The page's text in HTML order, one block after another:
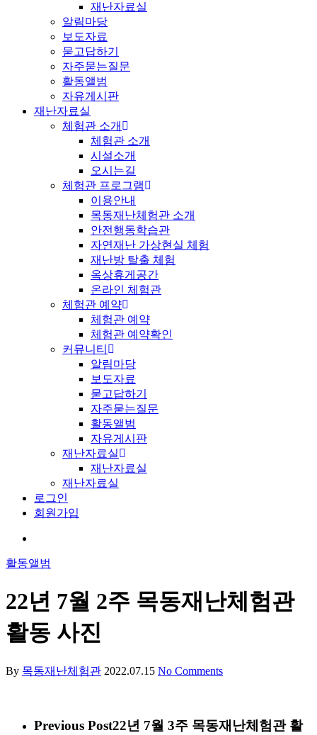
재난자료실
알림마당
보도자료
묻고답하기
자주묻는질문
활동앨범
자유게시판
재난자료실
체험관 소개
체험관 소개
시설소개
오시는길
체험관 프로그램
이용안내
목동재난체험관 소개
안전행동학습관
자연재난 가상현실 체험
재난방 탈출 체험
옥상휴게공간
온라인 체험관
체험관 예약
체험관 예약
체험관 예약확인
커뮤니티
알림마당
보도자료
묻고답하기
자주묻는질문
활동앨범
자유게시판
재난자료실
재난자료실
재난자료실
로그인
회원가입
활동앨범
22년 7월 2주 목동재난체험관
활동 사진
By 목동재난체험관 2022.07.15 No Comments
Previous Post22년 7월 3주 목동재난체험관 활